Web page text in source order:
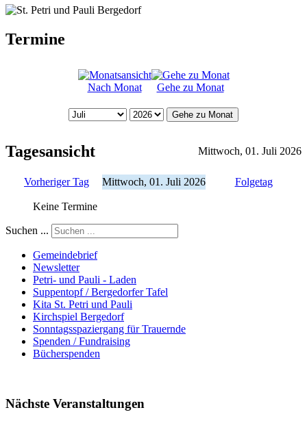
Termine
Nach Monat Gehe zu Monat
Gehe zu Monat
Tagesansicht Mittwoch, 01. Juli 2026
Vorheriger Tag Mittwoch, 01. Juli 2026 Folgetag
Keine Termine
Suchen ...
Gemeindebrief
Newsletter
Petri- und Pauli - Laden
Suppentopf / Bergedorfer Tafel
Kita St. Petri und Pauli
Kirchspiel Bergedorf
Sonntagsspaziergang für Trauernde
Spenden / Fundraising
Bücherspenden
Nächste Veranstaltungen